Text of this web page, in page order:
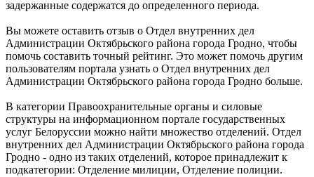
задержанные содержатся до определенного периода.
Вы можете оставить отзыв о Отдел внутренних дел
Администрации Октябрьского района города Гродно, чтобы
помочь составить точный рейтинг. Это может помочь другим
пользователям портала узнать о Отдел внутренних дел
Администрации Октябрьского района города Гродно больше.
В категории Правоохранительные органы и силовые
структуры на информационном портале государственных
услуг Белоруссии можно найти множество отделений. Отдел
внутренних дел Администрации Октябрьского района города
Гродно - одно из таких отделений, которое принадлежит к
подкатегории: Отделение милиции, Отделение полиции.